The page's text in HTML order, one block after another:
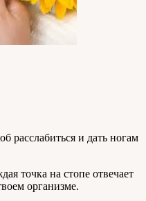
расслабиться и дать ногам
точка на стопе отвечает
организме.